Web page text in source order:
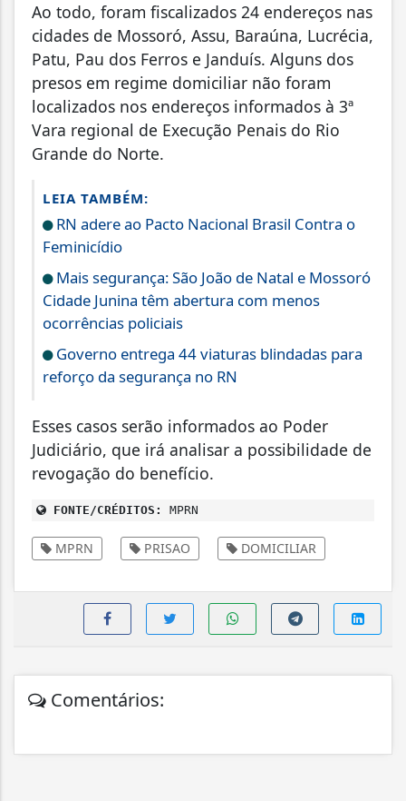
Ao todo, foram fiscalizados 24 endereços nas
cidades de Mossoró, Assu, Baraúna, Lucrécia,
Patu, Pau dos Ferros e Janduís. Alguns dos
presos em regime domiciliar não foram
localizados nos endereços informados à 3ª
Vara regional de Execução Penais do Rio
Grande do Norte.
LEIA TAMBÉM:
RN adere ao Pacto Nacional Brasil Contra o
Feminicídio
Mais segurança: São João de Natal e Mossoró
Cidade Junina têm abertura com menos
ocorrências policiais
Governo entrega 44 viaturas blindadas para
reforço da segurança no RN
Esses casos serão informados ao Poder
Judiciário, que irá analisar a possibilidade de
revogação do benefício.
FONTE/CRÉDITOS: MPRN
MPRN PRISAO DOMICILIAR
Comentários: